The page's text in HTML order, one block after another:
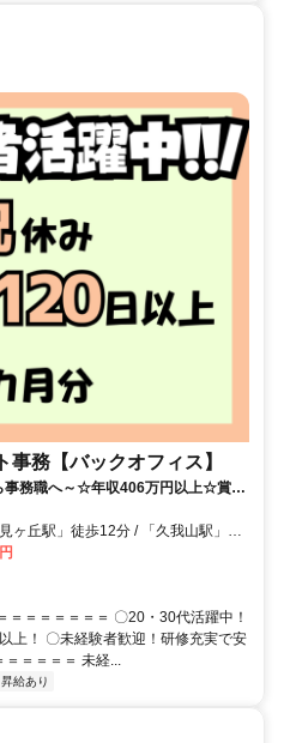
務【バックオフィス】
事務職へ～☆年収406万円以上☆賞与
＝＝＝＝＝＝＝ 〇20・30代活躍中！
上！ 〇未経験者歓迎！研修充実で安
＝＝＝＝＝ 未経...
昇給あり